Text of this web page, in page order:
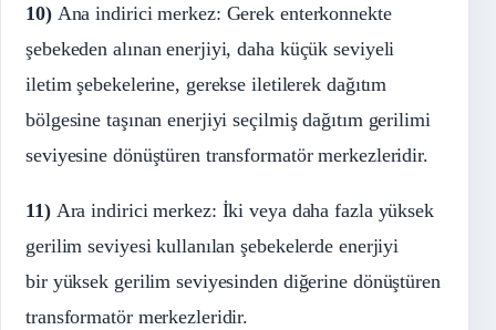
10)Ana indirici merkez: Gerek enterkonnekte
şebekeden alınan enerjiyi, daha küçük seviyeli
iletim şebekelerine, gerekse iletilerek dağıtım
bölgesine taşınan enerjiyi seçilmiş dağıtım gerilimi
seviyesine dönüştüren transformatör merkezleridir.
11)Ara indirici merkez: İki veya daha fazla yüksek
gerilim seviyesi kullanılan şebekelerde enerjiyi
bir yüksek gerilim seviyesinden diğerine dönüştüren
transformatör merkezleridir.